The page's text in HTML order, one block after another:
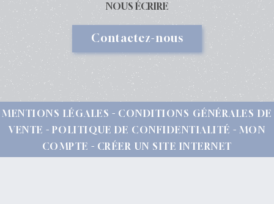
NOUS ÉCRIRE
Contactez-nous
MENTIONS LÉGALES
CONDITIONS GÉNÉRALES DE
VENTE
POLITIQUE DE CONFIDENTIALITÉ
MON
COMPTE
CRÉER UN SITE INTERNET